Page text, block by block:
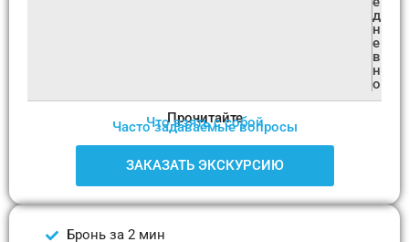
д
н
е
в
н
о
Прочитайте
Что взять с собой
Часто задаваемые вопросы
ЗАКАЗАТЬ ЭКСКУРСИЮ
Бронь за 2 мин